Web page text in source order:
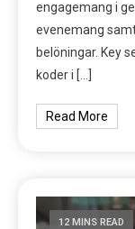
engagemang i
evenemang
belöningar. Key
koder i […]
Read More
12 MINS READ